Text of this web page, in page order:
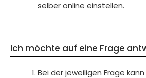
selber online einstellen.
Ich möchte auf eine Frage
Bei der jeweiligen Frage